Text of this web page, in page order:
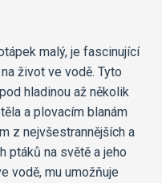
malý, je fascinující
život ve vodě. Tyto
hladinou až několik
a plovacím blanám
z nejvšestrannějších a
ptáků na světě a jeho
vodě, mu umožňuje